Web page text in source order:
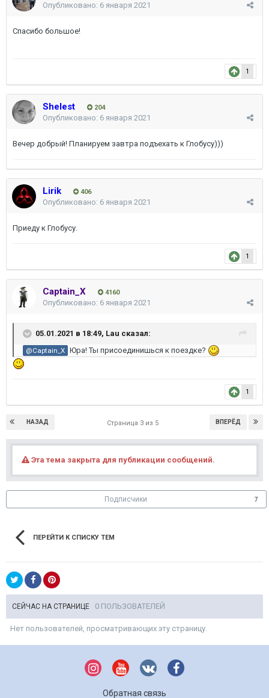
Опубликовано: 6 января 2021
Спасибо большое!
1
Shelest 204
Опубликовано: 6 января 2021
Вечер добрый! Планируем завтра подъехать к Глобусу)))
Lirik 406
Опубликовано: 6 января 2021
Приеду к Глобусу.
1
Captain_X 4160
Опубликовано: 6 января 2021
05.01.2021 в 18:49, Lau сказал:
@Captain_X Юра! Ты присоединишься к поездке?
1
НАЗАД ВПЕРЁД
Страница 3 из 5
Эта тема закрыта для публикации сообщений.
Подписчики 7
ПЕРЕЙТИ К СПИСКУ ТЕМ
СЕЙЧАС НА СТРАНИЦЕ 0 ПОЛЬЗОВАТЕЛЕЙ
Нет пользователей, просматривающих эту страницу.
Обратная связь